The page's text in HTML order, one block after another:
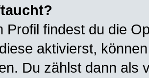
Profil findest du die
aktivierst,
Du zählst dann als